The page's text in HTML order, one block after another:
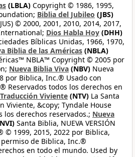
(LBLA) Copyright © 1986, 1995,
Biblia del Jubileo (JBS)
© 2000, 2001, 2010, 2014, 2017,
Dios Habla Hoy (DHH)
Bíblicas Unidas, 1966, 1970,
Biblia de las Américas (NBLA)
NBLA™ Copyright © 2005 por
Nueva Biblia Viva (NBV) Nueva
por Biblica, Inc.® Usado con
Reservados todos los derechos en
Viviente (NTV) La Santa
Viviente, &copy; Tyndale House
los derechos reservados.; Nueva
Santa Biblia, NUEVA VERSIÓN
© 1999, 2015, 2022 por Biblica,
de Biblica, Inc.®
en todo el mundo. Used by